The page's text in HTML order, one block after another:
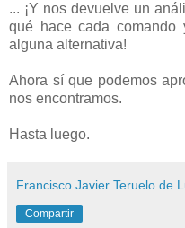
... ¡Y nos devuelve un
qué hace cada comando
alguna alternativa!
Ahora sí que podemos
nos encontramos.
Hasta luego.
Francisco Javier Teruelo de
Compartir